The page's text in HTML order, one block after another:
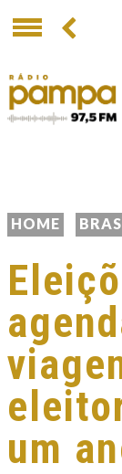
HOME
um